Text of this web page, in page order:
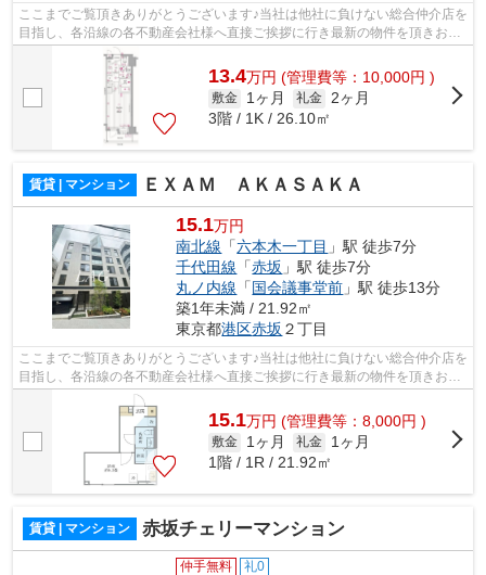
ここまでご覧頂きありがとうございます♪当社は他社に負けない総合仲介店を
目指し、各沿線の各不動産会社様へ直接ご挨拶に行き最新の物件を頂きお客
様へ提供しております！最新の情報は...
13.4万円 (管理費等：10,000円 )
敷金 1ヶ月 礼金 2ヶ月
3階 / 1K / 26.10㎡
賃貸 | マンション ＥＸＡＭ ＡＫＡＳＡＫＡ
15.1万円
南北線 「六本木一丁目 」駅 徒歩7分
千代田線 「赤坂 」駅 徒歩7分
丸ノ内線 「国会議事堂前 」駅 徒歩13分
築1年未満 / 21.92㎡
東京都港区赤坂 ２丁目
ここまでご覧頂きありがとうございます♪当社は他社に負けない総合仲介店を
目指し、各沿線の各不動産会社様へ直接ご挨拶に行き最新の物件を頂きお客
様へ提供しております！最新の情報は...
15.1万円 (管理費等：8,000円 )
敷金 1ヶ月 礼金
1ヶ月
1階 / 1R / 21.92㎡
賃貸 | マンション 赤坂チェリーマンション
仲手無料 礼0